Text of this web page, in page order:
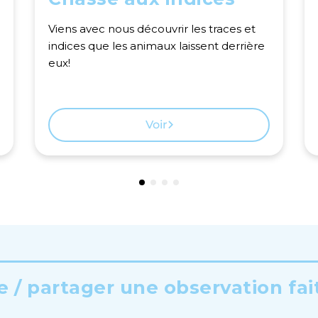
Viens avec nous découvrir les traces et
indices que les animaux laissent derrière
eux!
Voir
/ partager une observation